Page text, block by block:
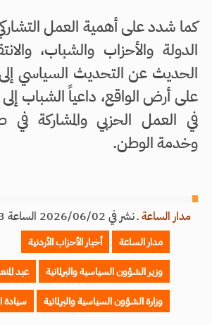
كما شدد على أهمية العمل
الدولة والأحزاب والشباب،
الحديث عن التحديث السياسي
على أرض الواقع، داعياً الشباب إلى
في العمل الحزبي والمشاركة في
وخدمة الوطن.
مدار الساعةـنشر في 2026/06/02 الساعة 18:53
مدار الساعة
أخبار الأحزاب الأردنية
وزير الشؤون السياسية والبرلمانية
عبد
وزارة الشؤون السياسية والبرلمانية
سيادة